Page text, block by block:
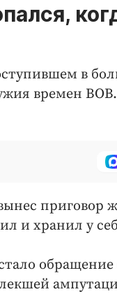
в
времен ВОВ.
приговор
и хранил у